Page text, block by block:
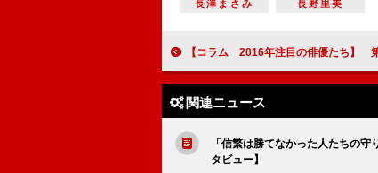
長澤まさみ
長野里美
【コラム 2016年注目の俳優たち】 第30回 堺雅人 猛将・真田幸村のイメージを一新する当たり
関連ニュース
「信繁は勝てなかった人たちの
タビュー】